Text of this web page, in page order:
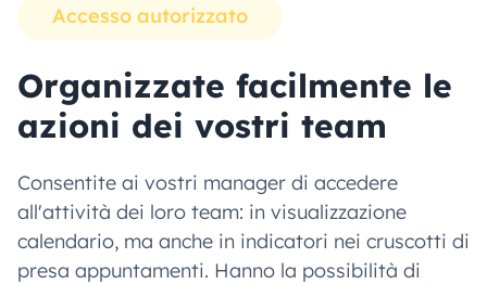
Accesso autorizzato
Organizzate facilmente le
azioni dei vostri team
Consentite ai vostri manager di accedere
all'attività dei loro team: in visualizzazione
calendario, ma anche in indicatori nei cruscotti di
presa appuntamenti. Hanno la possibilità di